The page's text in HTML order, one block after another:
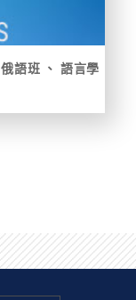
俄語班
語言學